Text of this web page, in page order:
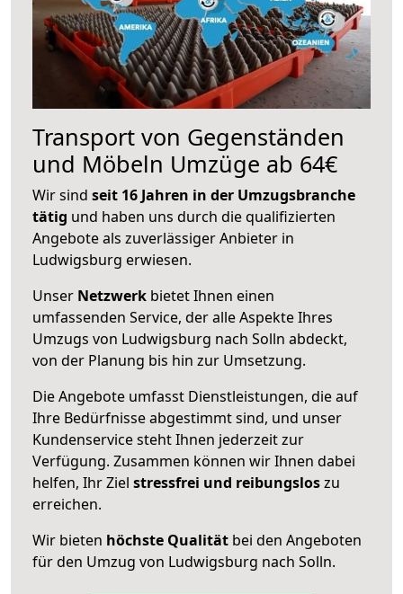
Transport von Gegenständen
und Möbeln Umzüge ab 64€
Wir sind seit 16 Jahren in der Umzugsbranche
tätig und haben uns durch die qualifizierten
Angebote als zuverlässiger Anbieter in
Ludwigsburg erwiesen.
Unser Netzwerk bietet Ihnen einen
umfassenden Service, der alle Aspekte Ihres
Umzugs von Ludwigsburg nach Solln abdeckt,
von der Planung bis hin zur Umsetzung.
Die Angebote umfasst Dienstleistungen, die auf
Ihre Bedürfnisse abgestimmt sind, und unser
Kundenservice steht Ihnen jederzeit zur
Verfügung. Zusammen können wir Ihnen dabei
helfen, Ihr Ziel stressfrei und reibungsloszu
erreichen.
Wir bieten höchste Qualität bei den Angeboten
für den Umzug von Ludwigsburg nach Solln.